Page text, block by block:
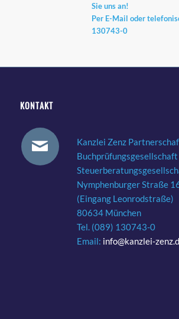
Sie uns an!
Per E-Mail oder
130743-0
KONTAKT
Kanzlei Zenz
Buchprüfungsgesellschaft
Nymphenburger Straße
(Eingang Leonrodstraße)
80634 München
Tel. (089) 130743-0
Email: info@kanzlei-